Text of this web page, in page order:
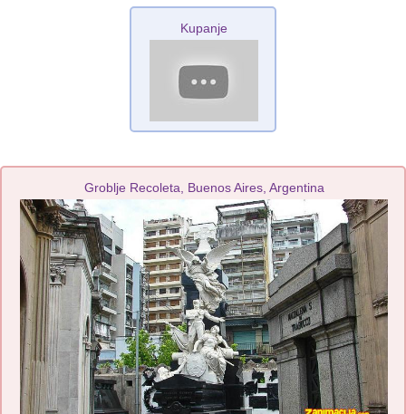
Kupanje
Groblje Recoleta, Buenos Aires, Argentina